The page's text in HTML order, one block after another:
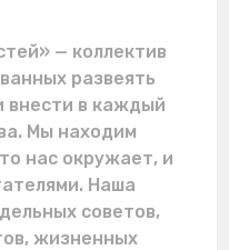
— коллектив
развеять
внести в каждый
Мы находим
нас окружает, и
Наша
советов,
жизненных